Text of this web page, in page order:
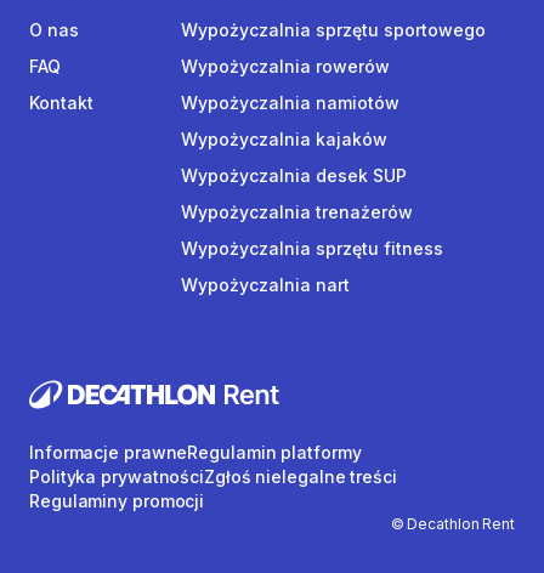
O nas
FAQ
Kontakt
Wypożyczalnia sprzętu sportowego
Wypożyczalnia rowerów
Wypożyczalnia namiotów
Wypożyczalnia kajaków
Wypożyczalnia desek SUP
Wypożyczalnia trenażerów
Wypożyczalnia sprzętu fitness
Wypożyczalnia nart
© Decathlon Rent
Informacje prawneRegulamin platformy
Polityka prywatnościZgłoś nielegalne treści
Regulaminy promocji